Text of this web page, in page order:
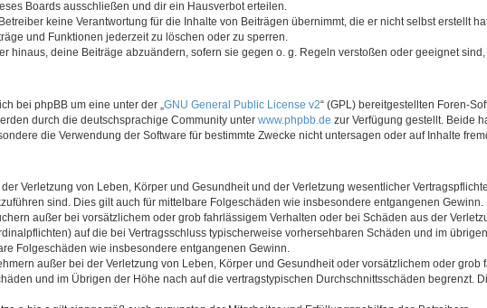
Boards ausschließen und dir ein Hausverbot erteilen.
keine Verantwortung für die Inhalte von Beiträgen übernimmt, die er nicht selbst erstellt
und Funktionen jederzeit zu löschen oder zu sperren.
hinaus, deine Beiträge abzuändern, sofern sie gegen o. g. Regeln verstoßen oder geeignet
bei phpBB um eine unter der „ GNU General Public License v2“ (GPL) bereitgestellten Foren-
durch die deutschsprachige Community unter www.phpbb.de zur Verfügung gestellt. Beide
die Verwendung der Software für bestimmte Zwecke nicht untersagen oder auf Inhalte
Verletzung von Leben, Körper und Gesundheit und der Verletzung wesentlicher
sind. Dies gilt auch für mittelbare Folgeschäden wie insbesondere entgangenen Gewinn.
außer bei vorsätzlichem oder grob fahrlässigem Verhalten oder bei Schäden aus der
auf die bei Vertragsschluss typischerweise vorhersehbaren Schäden und im
Folgeschäden wie insbesondere entgangenen Gewinn.
außer bei der Verletzung von Leben, Körper und Gesundheit oder vorsätzlichem oder
und im Übrigen der Höhe nach auf die vertragstypischen Durchschnittsschäden begrenzt.